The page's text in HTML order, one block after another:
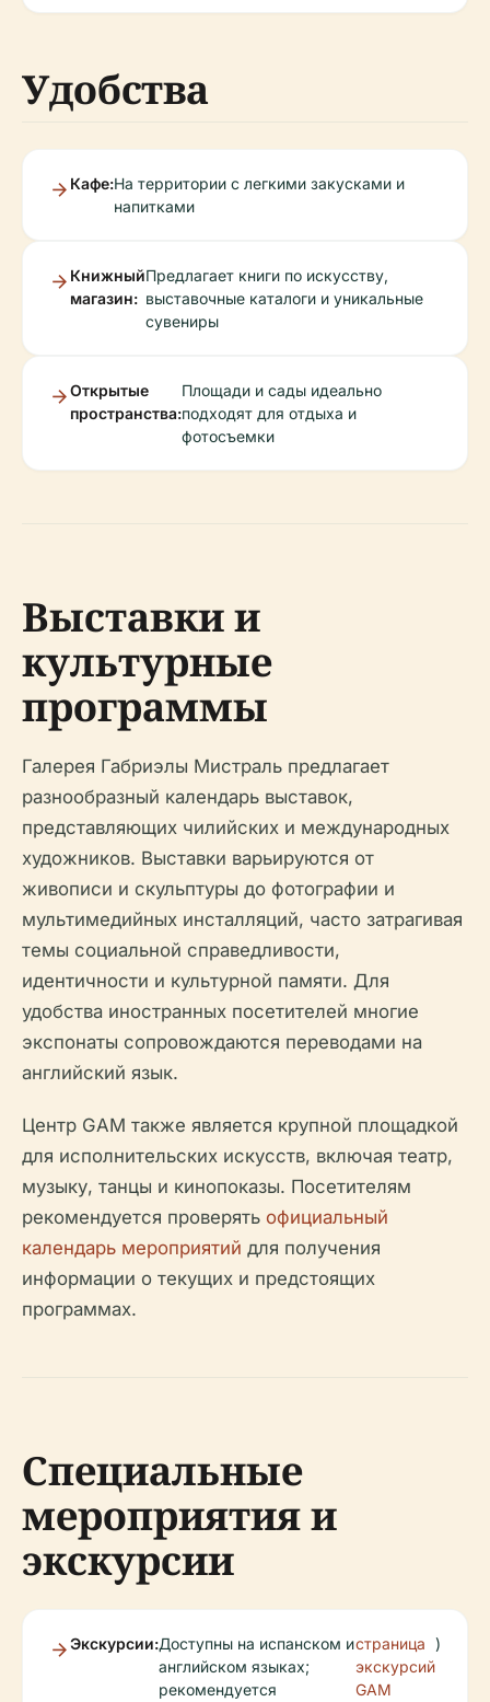
Удобства
Кафе:На территории с легкими закусками и
напитками
Книжный
магазин:
Предлагает книги по искусству,
выставочные каталоги и уникальные
сувениры
Открытые
пространства:
Площади и сады идеально
подходят для отдыха и
фотосъемки
Выставки и
культурные
программы
Галерея Габриэлы Мистраль предлагает
разнообразный календарь выставок,
представляющих чилийских и международных
художников. Выставки варьируются от
живописи и скульптуры до фотографии и
мультимедийных инсталляций, часто затрагивая
темы социальной справедливости,
идентичности и культурной памяти. Для
удобства иностранных посетителей многие
экспонаты сопровождаются переводами на
английский язык.
Центр GAM также является крупной площадкой
для исполнительских искусств, включая театр,
музыку, танцы и кинопоказы. Посетителям
рекомендуется проверять официальный
календарь мероприятий для получения
информации о текущих и предстоящих
программах.
Специальные
мероприятия и
экскурсии
Экскурсии:Доступны на испанском и
английском языках;
рекомендуется
страница
экскурсий
GAM
)